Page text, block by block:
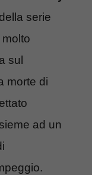
della serie
sul
morte di
ad un